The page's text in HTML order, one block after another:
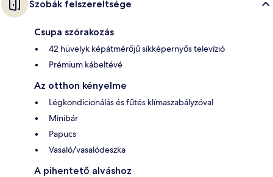
Szobák felszereltsége
Csupa szórakozás
42 hüvelyk képátmérőjű síkképernyős televízió
Prémium kábeltévé
Az otthon kényelme
Légkondicionálás és fűtés klímaszabályzóval
Minibár
Papucs
Vasaló/vasalódeszka
A pihentető alváshoz